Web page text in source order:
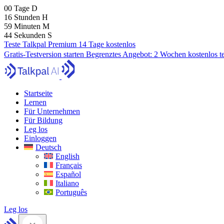
00 Tage D
16 Stunden H
59 Minuten M
43 Sekunden S
Teste Talkpal Premium 14 Tage kostenlos
Gratis-Testversion starten Begrenztes Angebot: 2 Wochen kostenlos
Startseite
Lernen
Für Unternehmen
Für Bildung
Leg los
Einloggen
Deutsch
English
Français
Español
Italiano
Português
Leg los